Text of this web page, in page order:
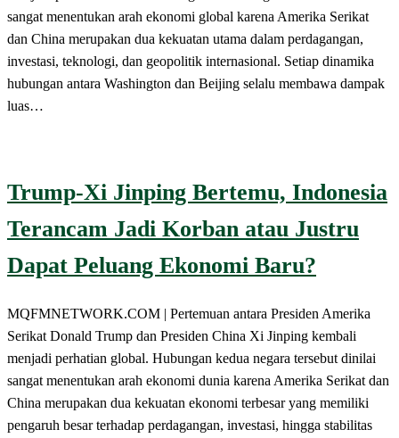
sangat menentukan arah ekonomi global karena Amerika Serikat
dan China merupakan dua kekuatan utama dalam perdagangan,
investasi, teknologi, dan geopolitik internasional. Setiap dinamika
hubungan antara Washington dan Beijing selalu membawa dampak
luas…
Trump-Xi Jinping Bertemu, Indonesia
Terancam Jadi Korban atau Justru
Dapat Peluang Ekonomi Baru?
MQFMNETWORK.COM | Pertemuan antara Presiden Amerika
Serikat Donald Trump dan Presiden China Xi Jinping kembali
menjadi perhatian global. Hubungan kedua negara tersebut dinilai
sangat menentukan arah ekonomi dunia karena Amerika Serikat dan
China merupakan dua kekuatan ekonomi terbesar yang memiliki
pengaruh besar terhadap perdagangan, investasi, hingga stabilitas